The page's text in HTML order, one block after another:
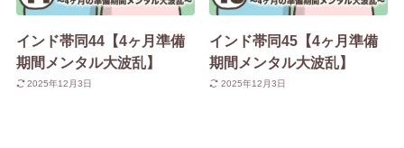
インド帯同44【4ヶ月準備
期間メンタル大波乱】
2025年12月3日
インド帯同45【4ヶ月準備
期間メンタル大波乱】
2025年12月3日